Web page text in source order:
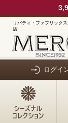
リバティ・ファブリック
店
ログイ